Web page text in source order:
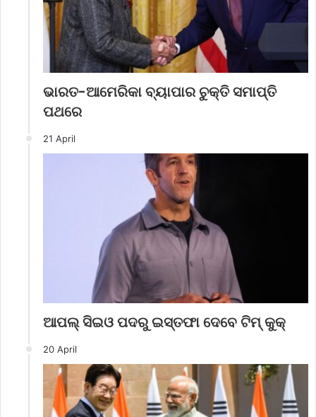
ଭାରତ-ଆମେରିକା ବ୍ୟାପାର ଚୁକ୍ତି ସମାପ୍ତି
ପଥରେ
21 April
ଆପଲ୍‌ ସିଇଓ ପଦରୁ ଇସ୍ତଫା ଦେବେ ଟିମ୍‌ କୁକ୍
20 April